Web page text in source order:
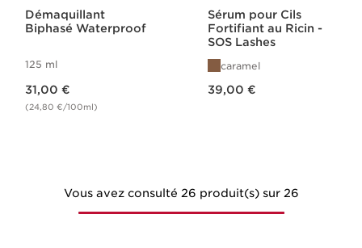
Démaquillant
Biphasé Waterproof
125 ml
31,00 €
(24,80 €/100ml)
Sérum pour Cils
Fortifiant au Ricin -
SOS Lashes
caramel
39,00 €
Vous avez consulté 26 produit(s) sur 26